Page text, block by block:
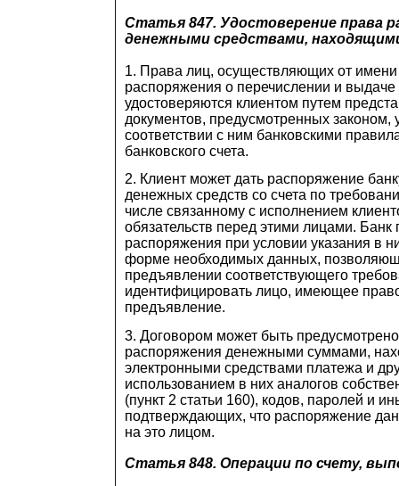
Статья 847. Удостоверение права
денежными средствами,
1. Права лиц, осуществляющих от имени
распоряжения о перечислении и выдаче
удостоверяются клиентом путем
документов, предусмотренных законом,
соответствии с ним банковскими
банковского счета.
2. Клиент может дать распоряжение
денежных средств со счета по
числе связанному с исполнением
обязательств перед этими лицами. Банк
распоряжения при условии указания в
форме необходимых данных,
предъявлении соответствующего
идентифицировать лицо, имеющее
предъявление.
3. Договором может быть
распоряжения денежными суммами,
электронными средствами платежа и
использованием в них аналогов
(пункт 2 статьи 160), кодов, паролей и
подтверждающих, что распоряжение
на это лицом.
Статья 848. Операции по счету,